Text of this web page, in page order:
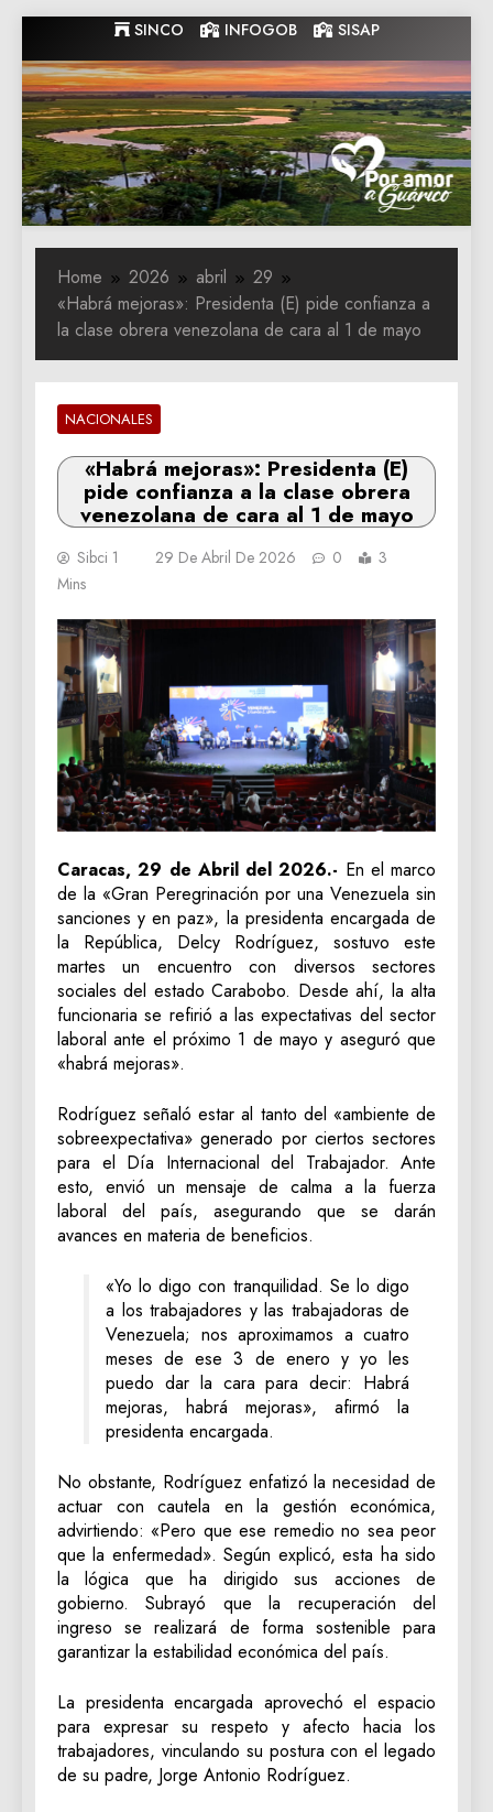
to
content
SINCO INFOGOB SISAP
Gobernacion
de Guarico
Gobernacion de Guarico
Home 2026 abril
29
«Habrá mejoras»: Presidenta (E) pide confianza a
la clase obrera venezolana de cara al 1 de mayo
NACIONALES
«Habrá mejoras»: Presidenta (E)
pide confianza a la clase obrera
venezolana de cara al 1 de mayo
Sibci 1 29 De Abril De 2026 0
3
Mins
Caracas, 29 de Abril del 2026.- En el marco
de la «Gran Peregrinación por una Venezuela sin
sanciones y en paz», la presidenta encargada de
la República, Delcy Rodríguez, sostuvo este
martes un encuentro con diversos sectores
sociales del estado Carabobo. Desde ahí, la alta
funcionaria se refirió a las expectativas del sector
laboral ante el próximo 1 de mayo y aseguró que
«habrá mejoras».
Rodríguez señaló estar al tanto del «ambiente de
sobreexpectativa» generado por ciertos sectores
para el Día Internacional del Trabajador. Ante
esto, envió un mensaje de calma a la fuerza
laboral del país, asegurando que se darán
avances en materia de beneficios.
«Yo lo digo con tranquilidad. Se lo digo
a los trabajadores y las trabajadoras de
Venezuela; nos aproximamos a cuatro
meses de ese 3 de enero y yo les
puedo dar la cara para decir: Habrá
mejoras, habrá mejoras», afirmó la
presidenta encargada.
No obstante, Rodríguez enfatizó la necesidad de
actuar con cautela en la gestión económica,
advirtiendo: «Pero que ese remedio no sea peor
que la enfermedad». Según explicó, esta ha sido
la lógica que ha dirigido sus acciones de
gobierno. Subrayó que la recuperación del
ingreso se realizará de forma sostenible para
garantizar la estabilidad económica del país.
La presidenta encargada aprovechó el espacio
para expresar su respeto y afecto hacia los
trabajadores, vinculando su postura con el legado
de su padre, Jorge Antonio Rodríguez.